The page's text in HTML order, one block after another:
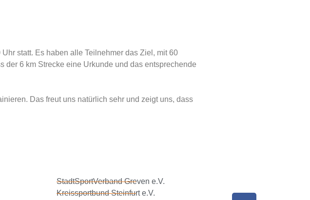
statt. Es haben alle Teilnehmer das Ziel, mit 60
der 6 km Strecke eine Urkunde und das entsprechende
Das freut uns natürlich sehr und zeigt uns, dass
StadtSportVerband Greven e.V.
Kreissportbund Steinfurt e.V.